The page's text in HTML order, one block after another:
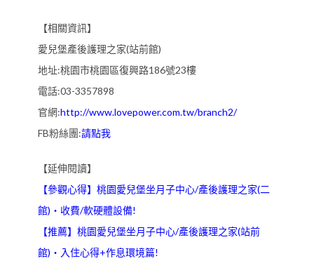
【相關資訊】
愛兒堡產後護理之家(站前館)
地址:桃園市桃園區復興路186號23樓
電話:03-3357898
官網:http://www.lovepower.com.tw/branch2/
FB粉絲團:請點我
【延伸閱讀】
【參觀心得】桃園愛兒堡坐月子中心/產後護理之家(二
館)‧收費/軟硬體設備!
【推薦】桃園愛兒堡坐月子中心/產後護理之家(站前
館)‧入住心得+作息環境篇!